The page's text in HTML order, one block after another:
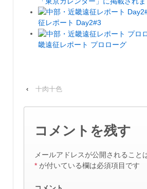
征レポート Day2#3
畿遠征レポート プロローグ
‹ 十肉十色
コメントを残す
メールアドレスが公開されること
* が付いている欄は必須項目です